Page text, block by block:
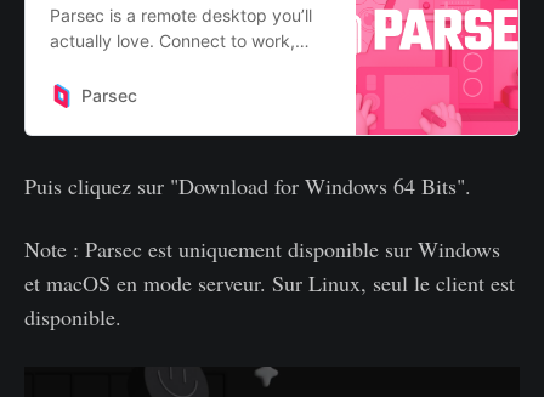
Parsec is a remote desktop you’ll
actually love. Connect to work,
are, whenever you want.
Parsec
Puis cliquez sur "Download for Windows 64 Bits".
Note : Parsec est uniquement disponible sur Windows
et macOS en mode serveur. Sur Linux, seul le client est
disponible.